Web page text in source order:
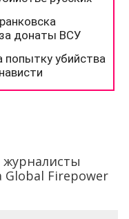
журналисты
Firepower